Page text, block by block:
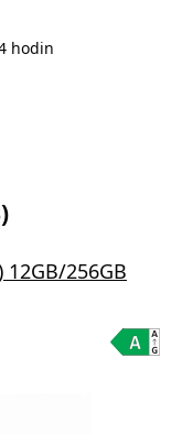
hodin
12GB/256GB